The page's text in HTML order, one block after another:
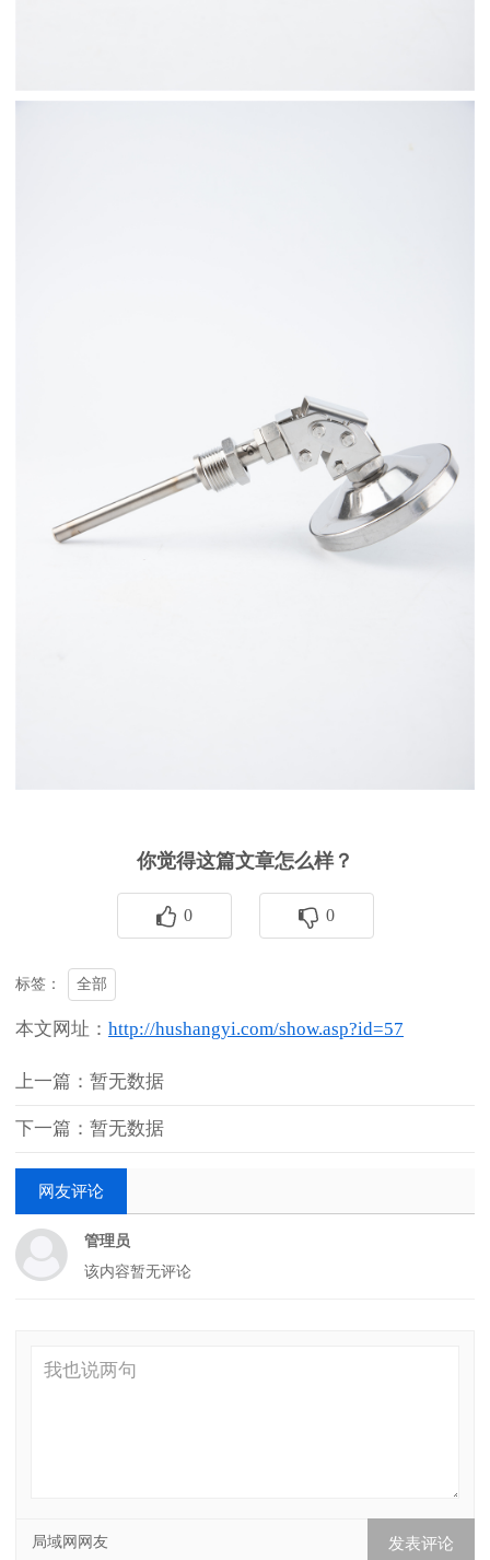
你觉得这篇文章怎么样？
0 0
标签： 全部
本文网址： http://hushangyi.com/show.asp?id=57
上一篇：暂无数据
下一篇：暂无数据
网友评论
管理员
该内容暂无评论
局域网网友